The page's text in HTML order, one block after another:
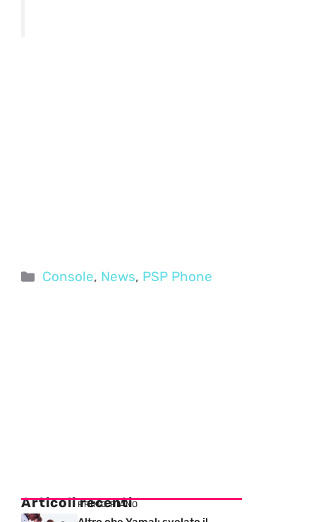
Categorie
Console, News, PSP Phone
Articoli recenti
PRIMO PIANO